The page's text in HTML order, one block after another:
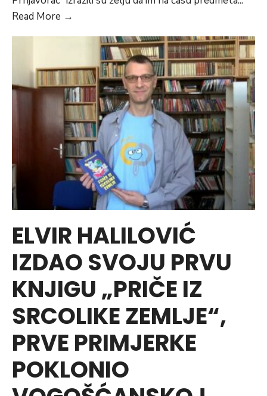
Read More →
na
času
građanskog
obrazovanja
ELVIR HALILOVIĆ
IZDAO SVOJU PRVU
KNJIGU „PRIČE IZ
SRCOLIKE ZEMLJE“,
PRVE PRIMJERKE
POKLONIO